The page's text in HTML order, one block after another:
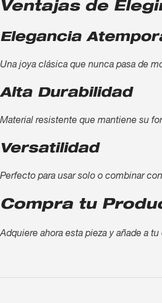
Ventajas de
Elegancia
Una joya clásica que nunca pasa de
Alta Durabilidad
Material resistente que mantiene su
Versatilidad
Perfecto para usar solo o combinar
Compra tu
Adquiere ahora esta pieza y añade a